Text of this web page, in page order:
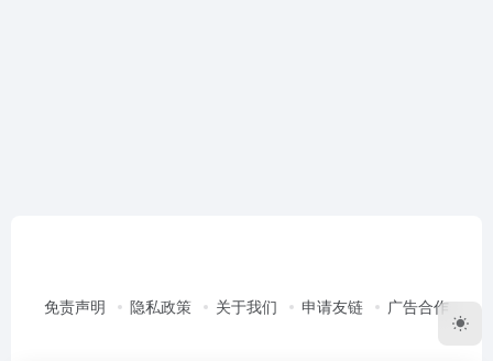
免责声明 隐私政策 关于我们 申请友链 广告合作